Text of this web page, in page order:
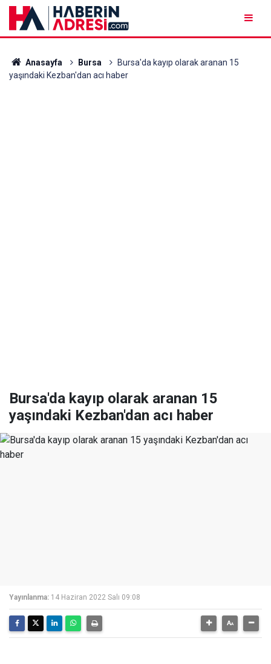
Anasayfa Bursa
Bursa'da kayıp olarak aranan 15
yaşındaki Kezban'dan acı haber
Bursa'da kayıp olarak aranan 15
yaşındaki Kezban'dan acı haber
Yayınlanma: 14 Haziran 2022 Salı 09:08